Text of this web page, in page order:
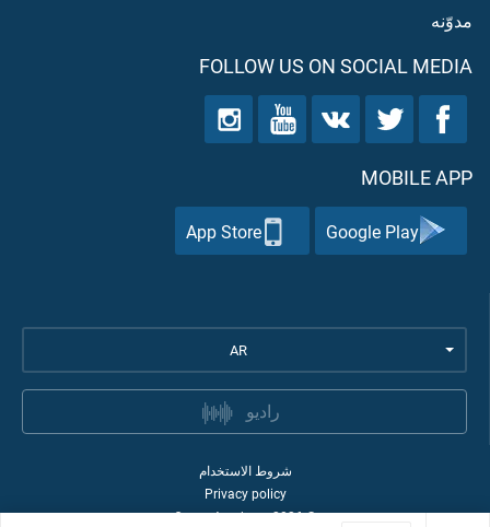
مدوّنه
FOLLOW US ON SOCIAL MEDIA
MOBILE APP
Google Play
App Store
AR
راديو
شروط الاستخدام
Privacy policy
©
2026
Quran Academy